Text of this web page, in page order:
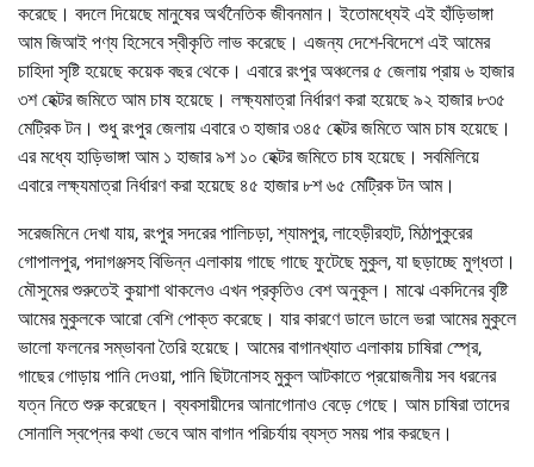
করেছে। বদলে দিয়েছে মানুষের অর্থনৈতিক জীবনমান। ইতোমধ্যেই এই হাঁড়িভাঙ্গা
আম জিআই পণ্য হিসেবে স্বীকৃতি লাভ করেছে। এজন্য দেশে-বিদেশে এই আমের
চাহিদা সৃষ্টি হয়েছে কয়েক বছর থেকে। এবারে রংপুর অঞ্চলের ৫ জেলায় প্রায় ৬ হাজার
৩শ হেক্টর জমিতে আম চাষ হয়েছে। লক্ষ্যমাত্রা নির্ধারণ করা হয়েছে ৯২ হাজার ৮৩৫
মেট্রিক টন। শুধু রংপুর জেলায় এবারে ৩ হাজার ৩৪৫ হেক্টর জমিতে আম চাষ হয়েছে।
এর মধ্যে হাড়িভাঙ্গা আম ১ হাজার ৯শ ১০ হেক্টর জমিতে চাষ হয়েছে। সবমিলিয়ে
এবারে লক্ষ্যমাত্রা নির্ধারণ করা হয়েছে ৪৫ হাজার ৮শ ৬৫ মেট্রিক টন আম।
সরেজমিনে দেখা যায়, রংপুর সদরের পালিচড়া, শ্যামপুর, লাহেড়ীরহাট, মিঠাপুকুরের
গোপালপুর, পদাগঞ্জসহ বিভিন্ন এলাকায় গাছে গাছে ফুটেছে মুকুল, যা ছড়াচ্ছে মুগ্ধতা।
মৌসুমের শুরুতেই কুয়াশা থাকলেও এখন প্রকৃতিও বেশ অনুকূল। মাঝে একদিনের বৃষ্টি
আমের মুকুলকে আরো বেশি পোক্ত করেছে। যার কারণে ডালে ডালে ভরা আমের মুকুলে
ভালো ফলনের সম্ভাবনা তৈরি হয়েছে। আমের বাগানখ্যাত এলাকায় চাষিরা স্প্রে,
গাছের গোড়ায় পানি দেওয়া, পানি ছিটানোসহ মুকুল আটকাতে প্রয়োজনীয় সব ধরনের
যত্ন নিতে শুরু করেছেন। ব্যবসায়ীদের আনাগোনাও বেড়ে গেছে। আম চাষিরা তাদের
সোনালি স্বপ্নের কথা ভেবে আম বাগান পরিচর্যায় ব্যস্ত সময় পার করছেন।